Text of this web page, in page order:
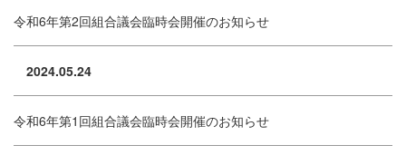
令和6年第2回組合議会臨時会開催のお知らせ
2024.05.24
令和6年第1回組合議会臨時会開催のお知らせ